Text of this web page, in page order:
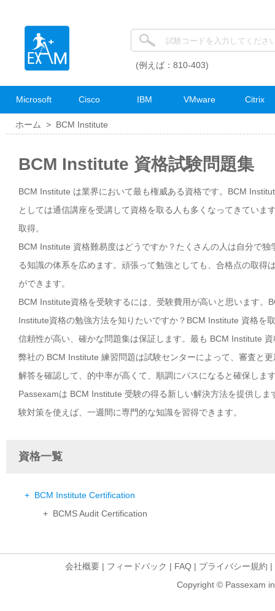
(例えば：810-403)
Microsoft Cisco IBM VMware Citrix
ホーム > BCM Institute
BCM Institute 資格試験問題集
BCM Institute は業界において最も権威ある資格です。BCM
としては通信講座を受講して資格を取る人も多くなってきてい
取得。
BCM Institute 資格難易度はどうですか？たくさんの人は自分で
る知識の体系を広めます。頑張って勉強としても、合格点の取
ができます。
BCM Institute資格を受験するには、受験費用が高いと思います
Institute資格の勉強方法を知りたいですか？BCM Institute 資格を
信頼性が高い、確かな問題集は保証します。最も BCM Institute
弊社の BCM Institute 練習問題は試験センターによって、審査と
解答を確認して、的中率が高くて、順調にパスになると確保しま
Passexamは BCM Institute 受験の得る新しい解決方法を提供し
験対策を使えば、一週間に専門的な知識を習得できます。
資格一覧
+ BCM Institute Certification
+ BCMS Audit Certification
会社概要 | フィードバック | FAQ | プライバシー規約 |
Copyright © Passexam